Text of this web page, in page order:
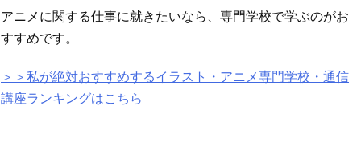
アニメに関する仕事に就きたいなら、専門学校で学ぶのがお
すすめです。
＞＞私が絶対おすすめするイラスト・アニメ専門学校・通信
講座ランキングはこちら